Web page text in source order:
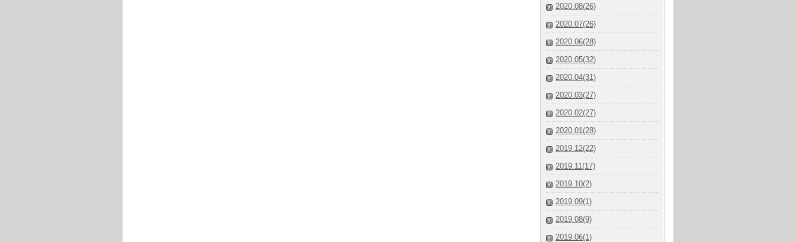
2020.08(26)
2020.07(26)
2020.06(28)
2020.05(32)
2020.04(31)
2020.03(27)
2020.02(27)
2020.01(28)
2019.12(22)
2019.11(17)
2019.10(2)
2019.09(1)
2019.08(9)
2019.06(1)